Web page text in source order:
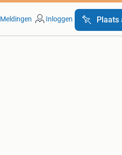
Meldingen Inloggen Plaats